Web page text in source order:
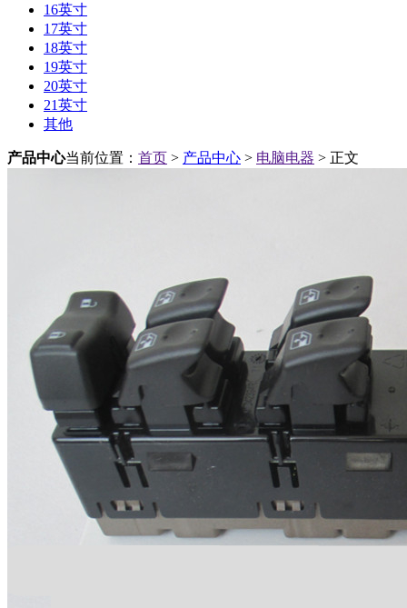
16英寸
17英寸
18英寸
19英寸
20英寸
21英寸
其他
产品中心当前位置： 首页 > 产品中心 > 电脑电器 > 正文